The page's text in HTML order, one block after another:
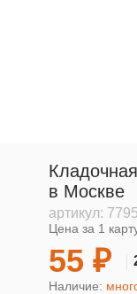
в Москве
артикул: 7795
Цена за 1
55 ₽
Наличие: